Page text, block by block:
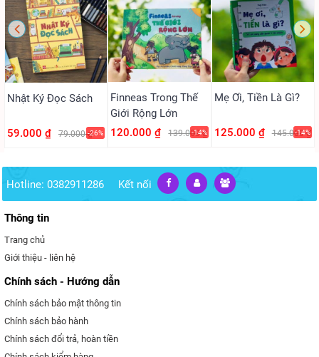
Nhật Ký Đọc Sách
59.000 ₫ 79.000 ₫-26%
Finneas Trong Thế
Giới Rộng Lớn
120.000 ₫
139.000 ₫
-14%
Mẹ Ơi, Tiền Là Gì?
125.000 ₫ 145.000 ₫
-14%
Hotline: 0382911286 Kết nối
Thông tin
Trang chủ
Giới thiệu - liên hệ
Chính sách - Hướng dẫn
Chính sách bảo mật thông tin
Chính sách bảo hành
Chính sách đổi trả, hoàn tiền